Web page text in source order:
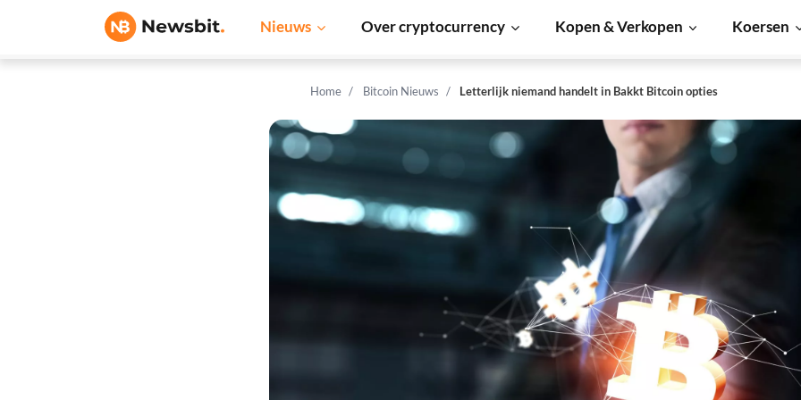
Nieuws Over cryptocurrency Kopen & Verkopen Koersen
Home Bitcoin Nieuws Letterlijk niemand handelt in Bakkt Bitcoin opties